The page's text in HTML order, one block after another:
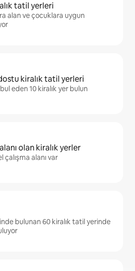
tatil yerleri
alan ve çocuklara uygun
kiralık tatil yerleri
eden 10 kiralık yer bulun
olan kiralık yerler
çalışma alanı var
bulunan 60 kiralık tatil yerinde